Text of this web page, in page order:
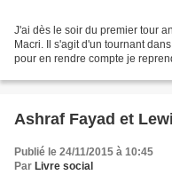
J'ai dès le soir du premier tour
Macri. Il s'agit d'un tournant
pour en rendre compte je
Ashraf Fayad et
Publié le 24/11/2015 à 10:45
Par Livre social